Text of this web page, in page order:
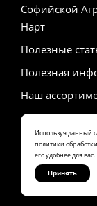
Используя данный
политики
его удобнее для вас.
Принять
Софийской
Нарт
Полезные
Полезная
Наш